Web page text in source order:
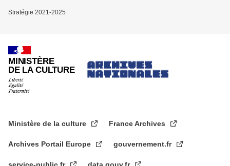
Stratégie 2021-2025
MINISTÈRE
DE LA CULTURE
Ministère de la culture France Archives
Archives Portail Europe gouvernement.fr